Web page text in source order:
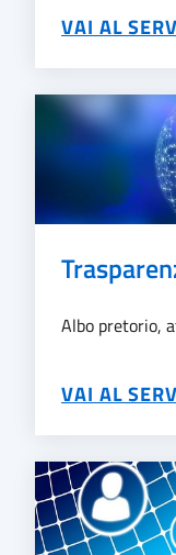
VAI AL
Albo pretorio,
VAI AL